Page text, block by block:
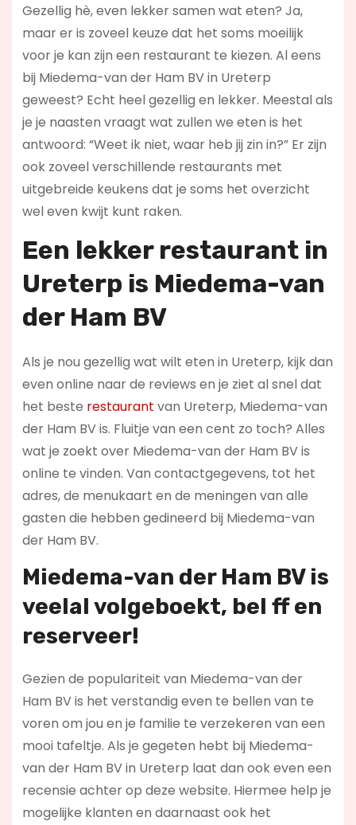
Gezellig hè, even lekker samen wat eten? Ja,
maar er is zoveel keuze dat het soms moeilijk
voor je kan zijn een restaurant te kiezen. Al eens
bij Miedema-van der Ham BV in Ureterp
geweest? Echt heel gezellig en lekker. Meestal als
je je naasten vraagt wat zullen we eten is het
antwoord: “Weet ik niet, waar heb jij zin in?” Er zijn
ook zoveel verschillende restaurants met
uitgebreide keukens dat je soms het overzicht
wel even kwijt kunt raken.
Een lekker restaurant in
Ureterp is Miedema-van
der Ham BV
Als je nou gezellig wat wilt eten in Ureterp, kijk dan
even online naar de reviews en je ziet al snel dat
het beste restaurant van Ureterp, Miedema-van
der Ham BV is. Fluitje van een cent zo toch? Alles
wat je zoekt over Miedema-van der Ham BV is
online te vinden. Van contactgegevens, tot het
adres, de menukaart en de meningen van alle
gasten die hebben gedineerd bij Miedema-van
der Ham BV.
Miedema-van der Ham BV is
veelal volgeboekt, bel ff en
reserveer!
Gezien de populariteit van Miedema-van der
Ham BV is het verstandig even te bellen van te
voren om jou en je familie te verzekeren van een
mooi tafeltje. Als je gegeten hebt bij Miedema-
van der Ham BV in Ureterp laat dan ook even een
recensie achter op deze website. Hiermee help je
mogelijke klanten en daarnaast ook het